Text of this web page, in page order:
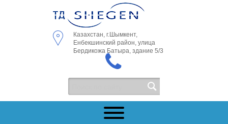
Казахстан, г.Шымкент,
Енбекшинский район, улица
Бердикожа Батыра, здание 5/3